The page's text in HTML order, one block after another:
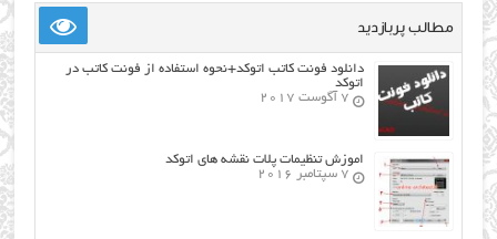
مطالب پربازدید
دانلود فونت کاتب اتوکد+نحوه استفاده از فونت کاتب در
اتوکد
7 آگوست 2017
اموزش تنظیمات پلات نقشه های اتوکد
7 سپتامبر 2016